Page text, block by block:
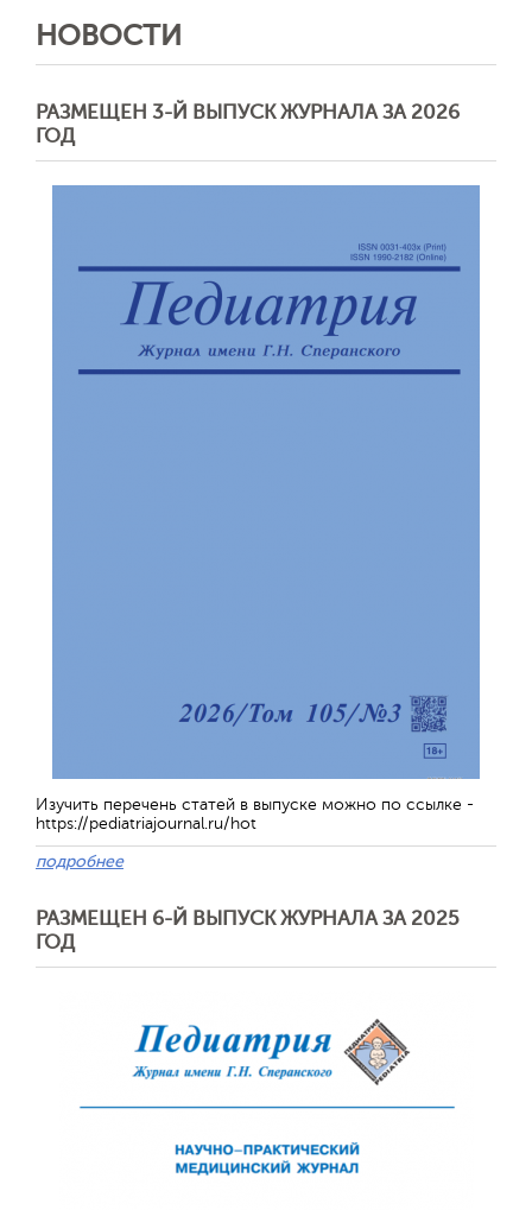
НОВОСТИ
РАЗМЕЩЕН 3-Й ВЫПУСК ЖУРНАЛА ЗА 2026
ГОД
Изучить перечень статей в выпуске можно по ссылке -
https://pediatriajournal.ru/hot
подробнее
РАЗМЕЩЕН 6-Й ВЫПУСК ЖУРНАЛА ЗА 2025
ГОД